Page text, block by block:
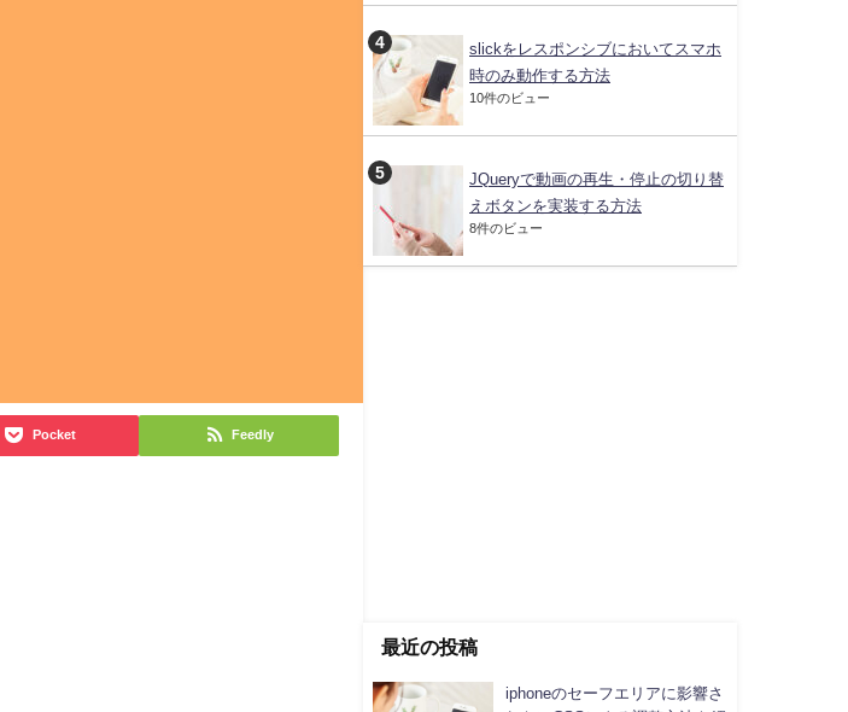
Pocket Feedly
slickをレスポンシブにおいてスマホ
時のみ動作する方法
10件のビュー
JQueryで動画の再生・停止の切り替
えボタンを実装する方法
8件のビュー
最近の投稿
iphoneのセーフエリアに影響さ